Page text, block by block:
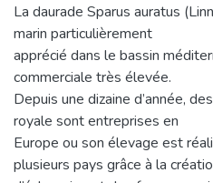
La daurade Sparus auratus
marin particulièrement
apprécié dans le bassin
commerciale très élevée.
Depuis une dizaine d’année,
royale sont entreprises en
Europe ou son élevage est
plusieurs pays grâce à la